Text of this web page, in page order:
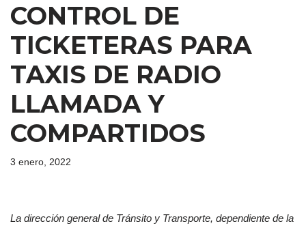
CONTROL DE
TICKETERAS PARA
TAXIS DE RADIO
LLAMADA Y
COMPARTIDOS
3 enero, 2022
La dirección general de Tránsito y Transporte, dependiente de la